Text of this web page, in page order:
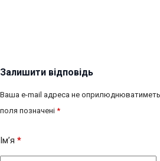
Залишити відповідь
Ваша e-mail адреса не
поля позначені *
Ім’я *